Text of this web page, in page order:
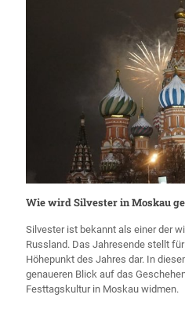
Wie wird Silvester in Moskau
Silvester ist bekannt als einer der
Russland. Das Jahresende stellt
Höhepunkt des Jahres dar. In
genaueren Blick auf das
Festtagskultur in Moskau widmen.